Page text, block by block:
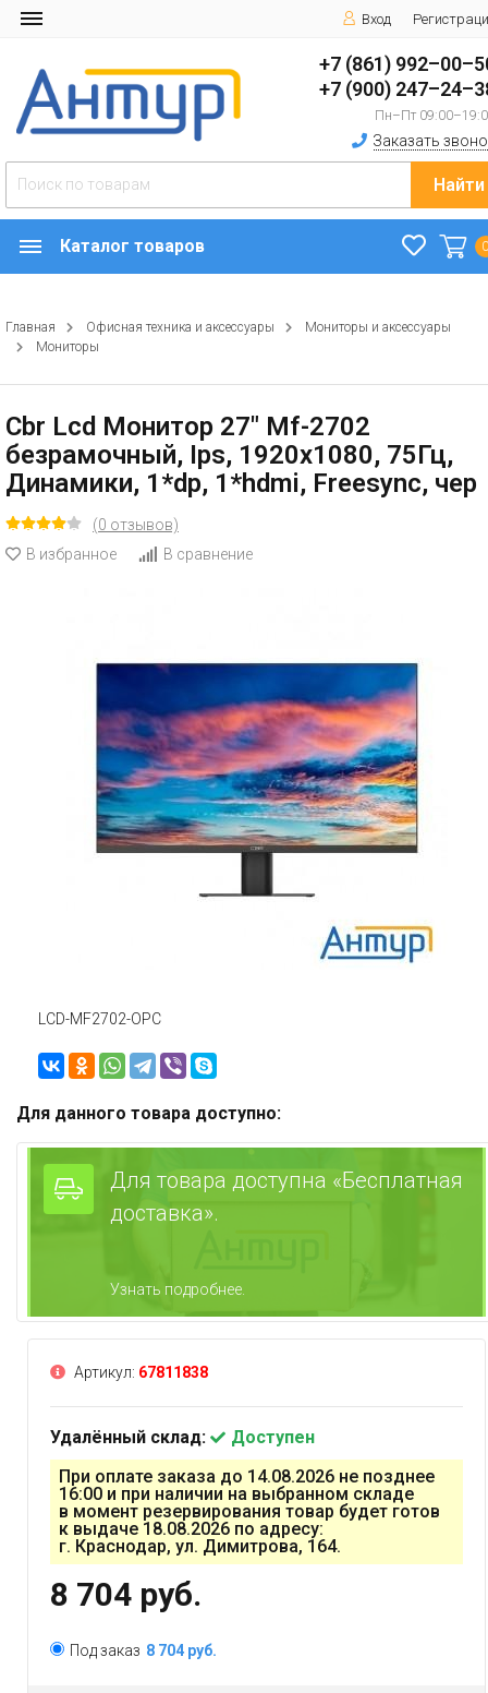
Вход
+7 (861)
+7 (900)
Пн–Пт
Заказать
Найти
Каталог товаров
Главная Офисная техника и аксессуары
Мониторы и аксессуары
Мониторы
Cbr Lcd Монитор 27" Mf-2702
безрамочный, Ips, 1920x1080, 75Гц,
Динамики, 1*dp, 1*hdmi, Freesync, чер
(0 отзывов)
В избранное
В сравнение
LCD-MF2702-OPC
Для данного товара доступно:
Для товара доступна «Бесплатная
доставка».
Узнать подробнее.
Артикул: 67811838
Удалённый склад:
Доступен
При оплате заказа до 14.08.2026 не позднее
16:00 и при наличии на выбранном складе
в момент резервирования товар будет готов
к выдаче 18.08.2026 по адресу:
г. Краснодар, ул. Димитрова, 164.
8 704 руб.
Под заказ 8 704 руб.